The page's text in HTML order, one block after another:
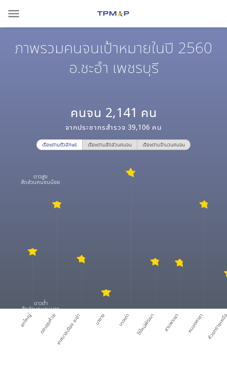
menu
ภาพรวมคนจนเป้าหมายในปี 2560
อ.ชะอำ เพชรบุรี
คนจน 2,141 คน
จากประชากรสำรวจ 39,106 คน
เรียงตามตัวอักษร เรียงตามสัดส่วนคนจน เรียงตามจำนวนคนจน
เขาใหญ่ ดอนขุนห้วยเทศบาลเมือง ชะอำ นายาง บางเก่า ไร่ใหม่พัฒนา สามพระยา หนองศาลา ห้วยทรา
ดาวสูง
สัดส่วนคนจนน้อย
ดาวต่ำ
สัดส่วนคนจนมาก